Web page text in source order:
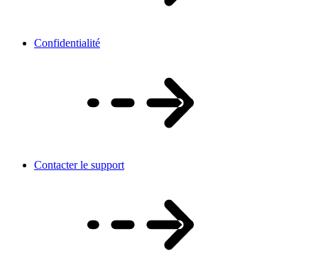
Confidentialité
Contacter le support